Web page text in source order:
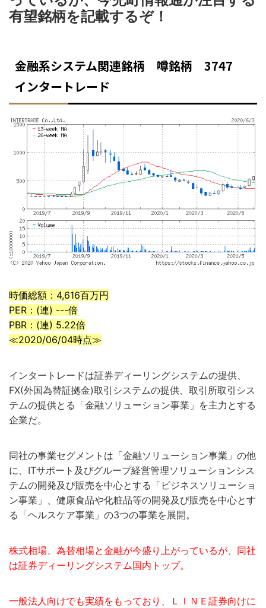
有望銘柄を記載するぞ！
金融系システム関連銘柄 噂銘柄 3747
インタートレード
時価総額：4,616百万円
PER：(連) ---倍
PBR：(連) 5.22倍
≪2020/06/04時点≫
インタートレードは証券ディーリングシステムの提供、
FX(外国為替証拠金)取引システムの提供、取引所取引シス
テムの提供とる「金融ソリューション事業」を主力とする
企業だ。
同社の事業セグメントは「金融ソリューション事業」の他
に、ITサポート及びグループ経営管理ソリューションシス
テムの開発及び販売を中心とする「ビジネスソリューショ
ン事業」、健康食品や化粧品等の開発及び販売を中心とす
る「ヘルスケア事業」の3つの事業を展開。
株式相場、為替相場と金融が今盛り上がっているが、同社
は証券ディーリングシステム国内トップ。
一般法人向けでも実績をもっており、ＬＩＮＥ証券向けに